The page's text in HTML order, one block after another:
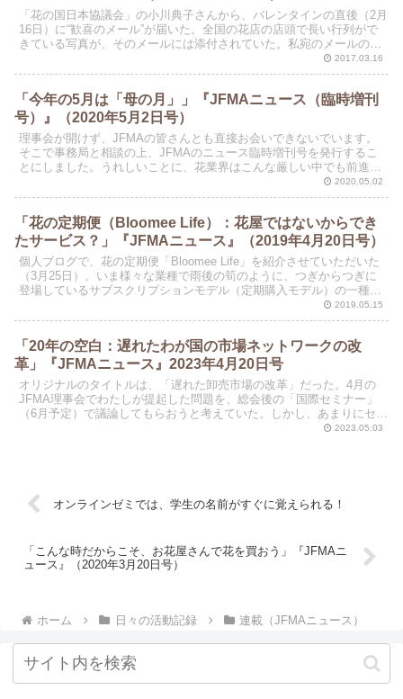
「花の国日本協議会」の小川典子さんから、バレンタインの直後（2月
16日）に“歓喜のメール”が届いた。全国の花店の店頭で長い行列がで
きている写真が、そのメールには添付されていた。私宛のメールの文
2017.03.16
「今年の5月は「母の月」」『JFMAニュース（臨時増刊
号）』（2020年5月2日号）
理事会が開けず、JFMAの皆さんとも直接お会いできないでいます。
そこで事務局と相談の上、JFMAのニュース臨時増刊号を発行するこ
とにしました。うれしいことに、花業界はこんな厳しい中でも前進し
2020.05.02
「花の定期便（Bloomee Life）：花屋ではないからでき
たサービス？」『JFMAニュース』（2019年4月20日号）
個人ブログで、花の定期便「Bloomee Life」を紹介させていただいた
（3月25日）。いま様々な業種で雨後の筍のように、つぎからつぎに
登場しているサブスクリプションモデル（定期購入モデル）の一種で
2019.05.15
「20年の空白：遅れたわが国の市場ネットワークの改
革」『JFMAニュース』2023年4月20日号
オリジナルのタイトルは、「遅れた卸売市場の改革」だった。4月の
JFMA理事会でわたしが提起した問題を、総会後の「国際セミナー」
（6月予定）で議論してもらおうと考えていた。しかし、あまりにセン
2023.05.03
オンラインゼミでは、学生の名前がすぐに覚えられる！
「こんな時だからこそ、お花屋さんで花を買おう」『JFMAニ
ュース』（2020年3月20日号）
ホーム 日々の活動記録 連載（JFMAニュース）